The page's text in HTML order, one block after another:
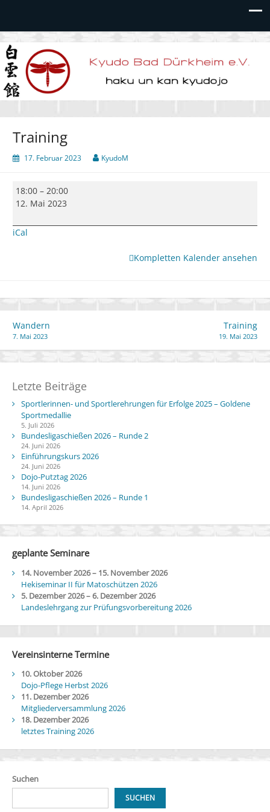
Kyudo Bad Dürkheim e.V.
Training
17. Februar 2023 KyudoM
Training
18:00 – 20:00
12. Mai 2023
iCal
Kompletten Kalender ansehen
Beitragsnavigation
Wandern
7. Mai 2023
Training
19. Mai 2023
Letzte Beiträge
Sportlerinnen- und Sportlerehrungen für Erfolge 2025 – Goldene
Sportmedallie
5. Juli 2026
Bundesligaschießen 2026 – Runde 2
24. Juni 2026
Einführungskurs 2026
24. Juni 2026
Dojo-Putztag 2026
14. Juni 2026
Bundesligaschießen 2026 – Runde 1
14. April 2026
geplante Seminare
14. November 2026– 15. November 2026
Hekiseminar II für Matoschützen 2026
5. Dezember 2026–6. Dezember 2026
Landeslehrgang zur Prüfungsvorbereitung 2026
Vereinsinterne Termine
10. Oktober 2026
Dojo-Pflege Herbst 2026
11. Dezember 2026
Mitgliederversammlung 2026
18. Dezember 2026
letztes Training 2026
Suchen
SUCHEN